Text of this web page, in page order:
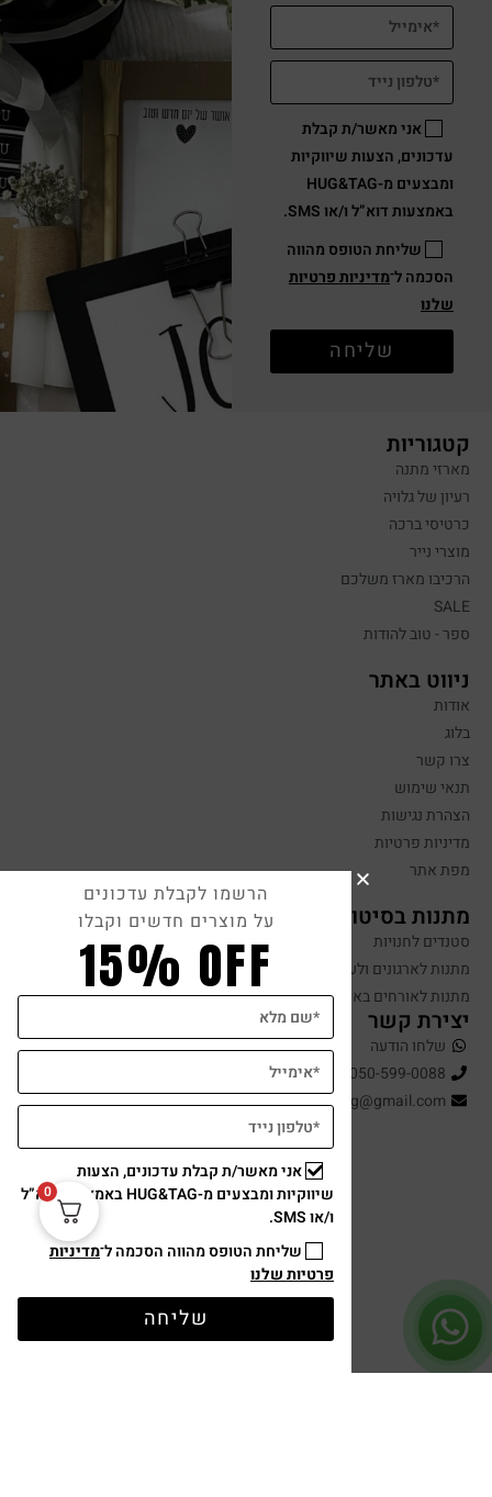
אני מאשר/ת קבלת
עדכונים, הצעות שיווקיות
ומבצעים מ-HUG&TAG
באמצעות דוא”ל ו/או SMS.
שליחת הטופס מהווה
הסכמה ל־מדיניות פרטיות
שלנו
שליחה
קטגוריות
מארזי מתנה
רעיון של גלויה
כרטיסי ברכה
מוצרי נייר
הרכיבו מארז משלכם
SALE
ספר - טוב להודות
ניווט באתר
אודות
בלוג
צרו קשר
תנאי שימוש
הצהרת נגישות
מדיניות פרטיות
מפת אתר
מתנות בסיטונאות
סטנדים לחנויות
מתנות לארגונים ולעובדים
מתנות לאורחים באירועים
יצירת קשר
שלחו הודעה
050-599-0088
hugandtag@gmail.com
0
הרשמו לקבלת עדכונים
על מוצרים חדשים וקבלו
15% OFF
אני מאשר/ת קבלת עדכונים, הצעות
שיווקיות ומבצעים מ-HUG&TAG באמצעות דוא”ל
ו/או SMS.
שליחת הטופס מהווה הסכמה ל־מדיניות
פרטיות שלנו
שליחה